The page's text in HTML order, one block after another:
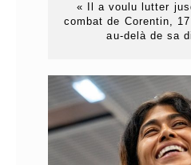
« Il a voulu lutter
combat de Corentin,
au-delà de sa